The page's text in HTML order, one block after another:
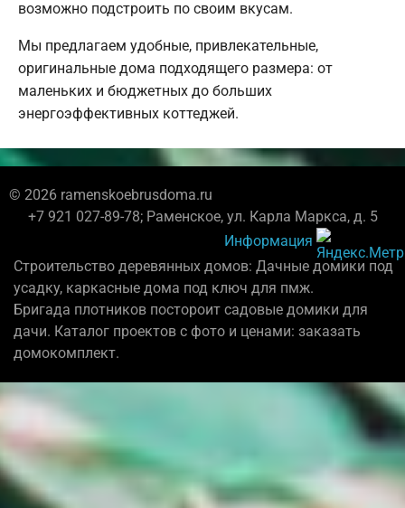
возможно подстроить по своим вкусам.
Мы предлагаем удобные, привлекательные,
оригинальные дома подходящего размера: от
маленьких и бюджетных до больших
энергоэффективных коттеджей.
© 2026 ramenskoebrusdoma.ru
+7 921 027-89-78; Раменское, ул. Карла Маркса, д. 5
Информация
Строительство деревянных домов: Дачные домики под
усадку, каркасные дома под ключ для пмж.
Бригада плотников постороит садовые домики для
дачи. Каталог проектов с фото и ценами: заказать
домокомплект.